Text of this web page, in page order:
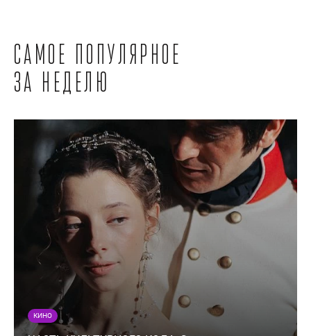
Самое популярное
за неделю
КИНО